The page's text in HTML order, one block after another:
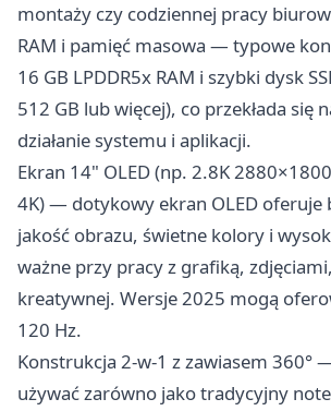
montaży czy codziennej pracy
RAM i pamięć masowa — typowe
16 GB LPDDR5x RAM i szybki dysk
512 GB lub więcej), co przekłada się
działanie systemu i aplikacji.
Ekran 14" OLED (np. 2.8K
4K) — dotykowy ekran OLED oferuje
jakość obrazu, świetne kolory i
ważne przy pracy z grafiką,
kreatywnej. Wersje 2025 mogą
120 Hz.
Konstrukcja 2-w-1 z zawiasem 360°
używać zarówno jako tradycyjny